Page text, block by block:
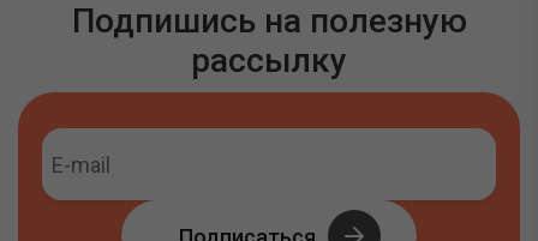
Подпишись на полезную
рассылку